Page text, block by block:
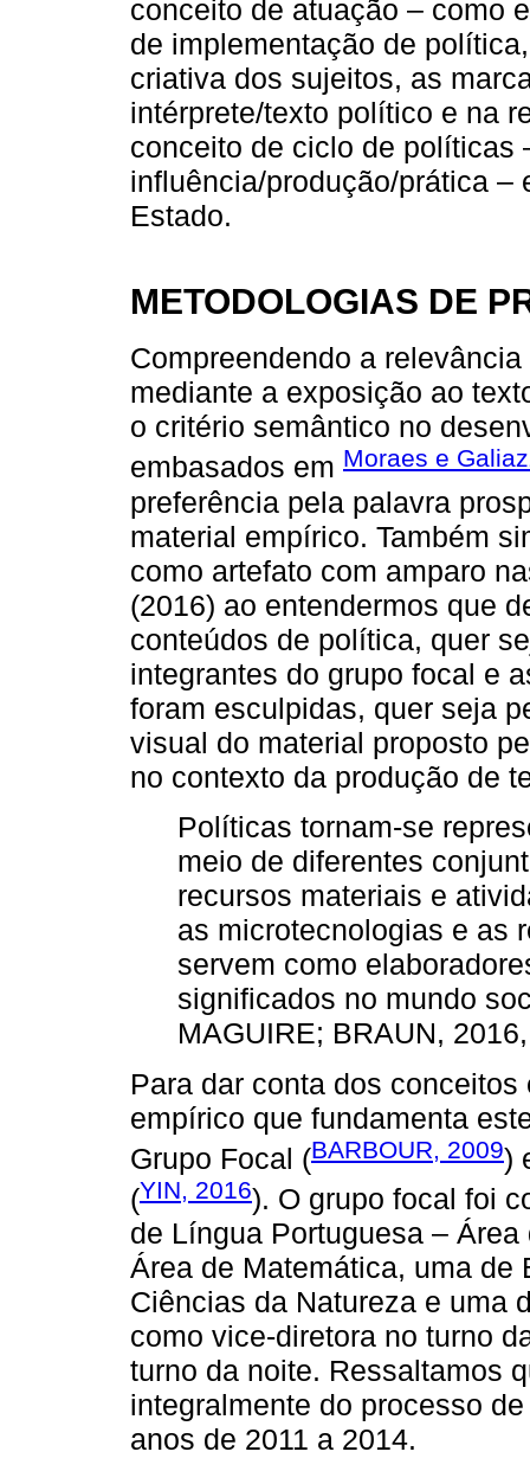
conceito de atuação – como
de implementação de
criativa dos sujeitos, as
intérprete/texto político e na
conceito de ciclo de políticas
influência/produção/prática –
Estado.
METODOLOGIAS DE
Compreendendo a
mediante a exposição ao
o critério semântico no
embasados em Moraes e
preferência pela palavra
material empírico. Também
como artefato com amparo
(2016) ao entendermos que
conteúdos de política, quer
integrantes do grupo focal e
foram esculpidas, quer seja
visual do material proposto
no contexto da produção de
Políticas tornam-se
meio de diferentes
recursos materiais e
as microtecnologias e as
servem como
significados no mundo
MAGUIRE; BRAUN,
Para dar conta dos
empírico que fundamenta
Grupo Focal (BARBOUR, 2009)
(YIN, 2016). O grupo focal foi
de Língua Portuguesa –
Área de Matemática, uma de
Ciências da Natureza e uma
como vice-diretora no turno
turno da noite. Ressaltamos
integralmente do processo
anos de 2011 a 2014.